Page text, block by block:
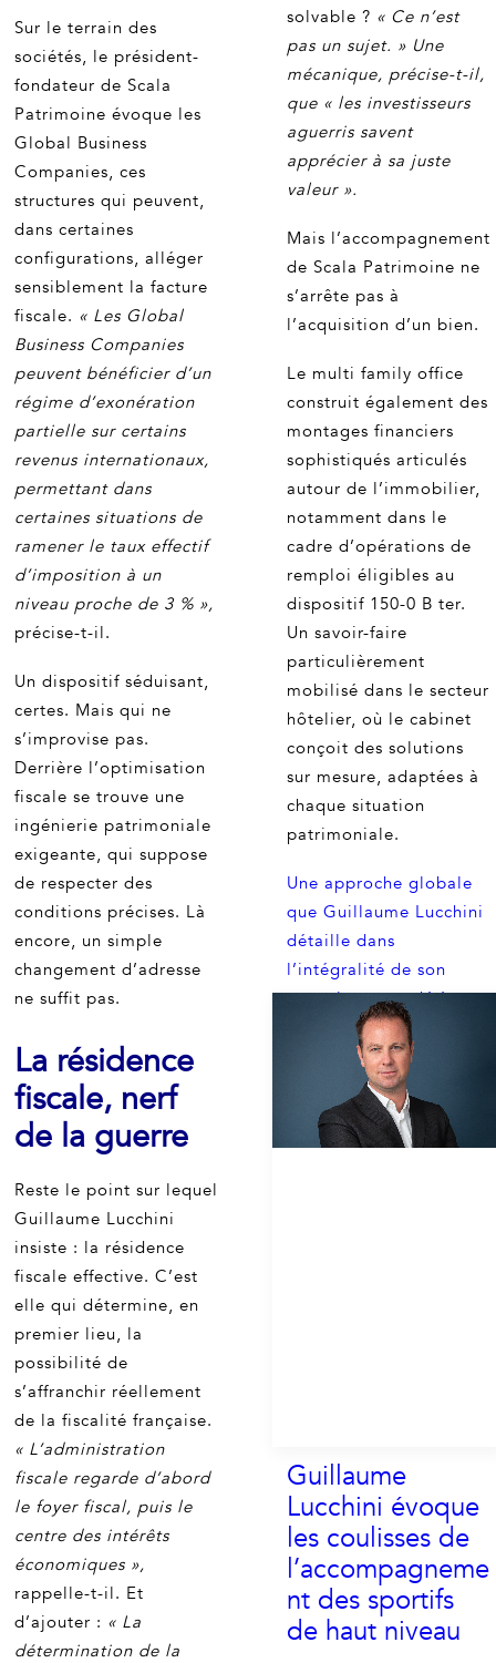
solvable ? « Ce n’est
pas un sujet. » Une
mécanique, précise-t-il,
que « les investisseurs
aguerris savent
apprécier à sa juste
valeur ».
Mais l’accompagnement
de Scala Patrimoine ne
s’arrête pas à
l’acquisition d’un bien.
Le multi family office
construit également des
montages financiers
sophistiqués articulés
autour de l’immobilier,
notamment dans le
cadre d’opérations de
remploi éligibles au
dispositif 150-0 B ter.
Un savoir-faire
particulièrement
mobilisé dans le secteur
hôtelier, où le cabinet
conçoit des solutions
sur mesure, adaptées à
chaque situation
patrimoniale.
Une approche globale
que Guillaume Lucchini
détaille dans
l’intégralité de son
entretien accordé à
Citywire.
by Aurélien Florin
Sur le terrain des
sociétés, le président-
fondateur de Scala
Patrimoine évoque les
Global Business
Companies, ces
structures qui peuvent,
dans certaines
configurations, alléger
sensiblement la facture
fiscale. « Les Global
Business Companies
peuvent bénéficier d’un
régime d’exonération
partielle sur certains
revenus internationaux,
permettant dans
certaines situations de
ramener le taux effectif
d’imposition à un
niveau proche de 3 % »,
précise-t-il.
Un dispositif séduisant,
certes. Mais qui ne
s’improvise pas.
Derrière l’optimisation
fiscale se trouve une
ingénierie patrimoniale
exigeante, qui suppose
de respecter des
conditions précises. Là
encore, un simple
changement d’adresse
ne suffit pas.
La résidence
fiscale, nerf
de la guerre
Reste le point sur lequel
Guillaume Lucchini
insiste : la résidence
fiscale effective. C’est
elle qui détermine, en
premier lieu, la
possibilité de
s’affranchir réellement
de la fiscalité française.
« L’administration
fiscale regarde d’abord
le foyer fiscal, puis le
centre des intérêts
économiques »,
rappelle-t-il. Et
d’ajouter : « La
détermination de la
Guillaume
Lucchini évoque
les coulisses de
l’accompagneme
nt des sportifs
de haut niveau